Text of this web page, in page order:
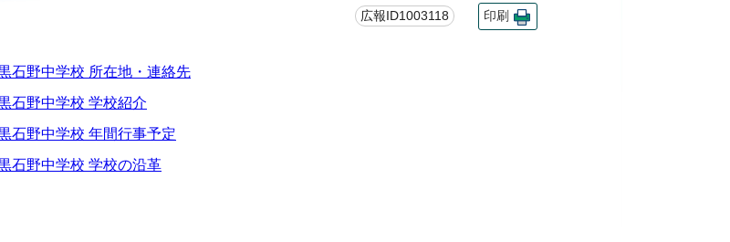
広報ID1003118 印刷
石野中学校 所在地・連絡先
石野中学校 学校紹介
石野中学校 年間行事予定
石野中学校 学校の沿革